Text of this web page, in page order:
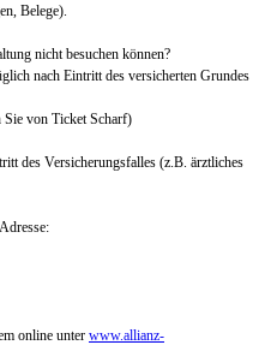
Belege).
nicht besuchen können?
nach Eintritt des versicherten Grundes
Sie von Ticket Scharf)
des Versicherungsfalles (z.B. ärztliches
online unter www.allianz-